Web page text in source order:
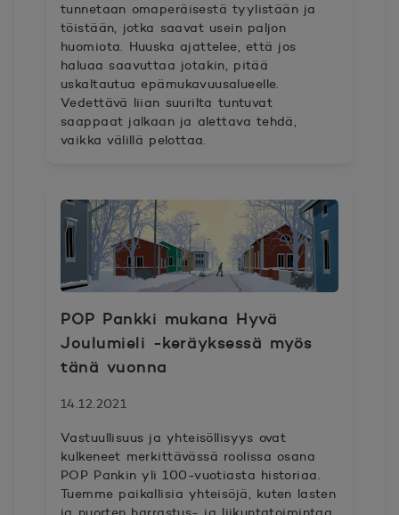
tunnetaan omaperäisestä tyylistään ja
töistään, jotka saavat usein paljon
huomiota. Huuska ajattelee, että jos
haluaa saavuttaa jotakin, pitää
uskaltautua epämukavuusalueelle.
Vedettävä liian suurilta tuntuvat
saappaat jalkaan ja alettava tehdä,
vaikka välillä pelottaa.
POP Pankki mukana Hyvä
Joulumieli -keräyksessä myös
tänä vuonna
14.12.2021
Vastuullisuus ja yhteisöllisyys ovat
kulkeneet merkittävässä roolissa osana
POP Pankin yli 100-vuotiasta historiaa.
Tuemme paikallisia yhteisöjä, kuten lasten